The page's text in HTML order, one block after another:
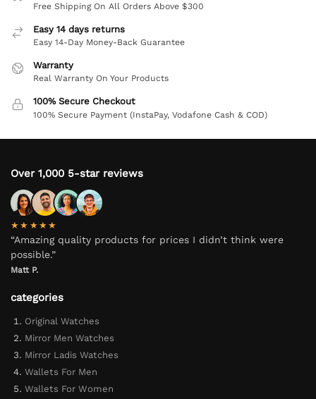
Free Shipping On All Orders Above $300
Easy 14 days returns
Easy 14-Day Money-Back Guarantee
Warranty
Real Warranty On Your Products
100% Secure Checkout
100% Secure Payment (InstaPay, Vodafone Cash & COD)
Over 1,000 5-star reviews
★★★★★
“Amazing quality products for prices I didn’t think were
possible.”
Matt P.
categories
Original Watches
Mirror Men Watches
Mirror Ladis Watches
Wallets For Men
Wallets For Women